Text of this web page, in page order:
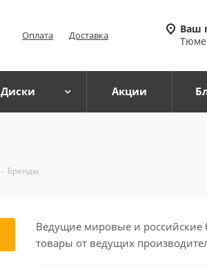
Оплата Доставка
Ваш
Диски Акции
- Бренды
Ведущие мировые и российские
товары от ведущих